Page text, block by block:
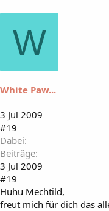
W
White Paw...
3 Jul 2009
#19
Dabei
Beiträge
3 Jul 2009
#19
Huhu Mechtild,
freut mich für dich das